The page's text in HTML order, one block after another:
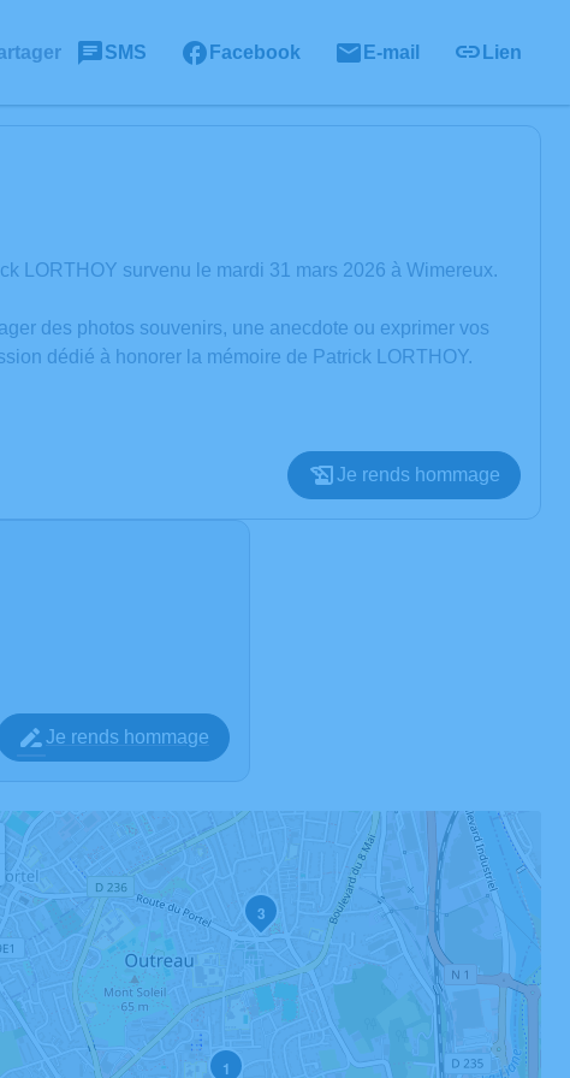
SMS Facebook E-mail Lien
LORTHOY survenu le mardi 31 mars 2026 à Wimereux.
des photos souvenirs, une anecdote ou exprimer vos
dédié à honorer la mémoire de Patrick LORTHOY.
Je rends hommage
Je rends hommage
1
3